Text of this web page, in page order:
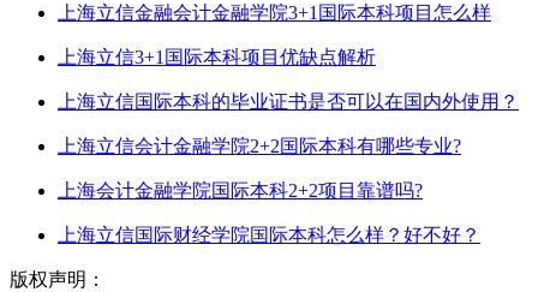
上海立信金融会计金融学院3+1国际本科项目怎么样
上海立信3+1国际本科项目优缺点解析
上海立信国际本科的毕业证书是否可以在国内外使用？
上海立信会计金融学院2+2国际本科有哪些专业?
上海会计金融学院国际本科2+2项目靠谱吗?
上海立信国际财经学院国际本科怎么样？好不好？
版权声明：